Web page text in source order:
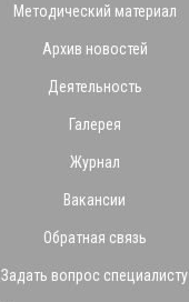
Методический материал
Архив новостей
Деятельность
Галерея
Журнал
Вакансии
Обратная связь
Задать вопрос специалисту